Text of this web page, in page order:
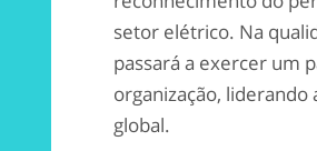
setor elétrico. Na
passará a exercer um
organização, liderando
global.